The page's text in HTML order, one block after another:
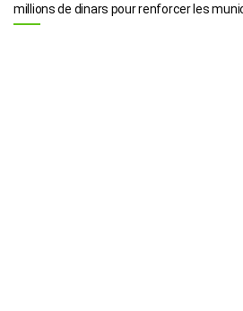
millions de dinars pour renforcer les